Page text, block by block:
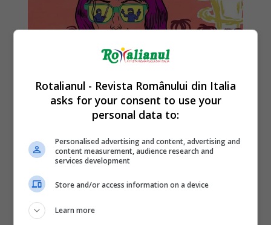
Rotalianul - Revista Românului din Italia
asks for your consent to use your
personal data to:
Personalised advertising and content, advertising and
content measurement, audience research and
services development
Store and/or access information on a device
Learn more